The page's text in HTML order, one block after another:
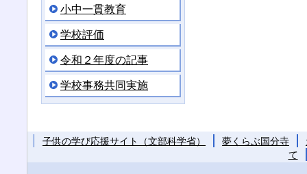
小中一貫教育
学校評価
令和２年度の記事
学校事務共同実施
子供の学び応援サイト（文部科学省） 夢くらぶ国分寺
て